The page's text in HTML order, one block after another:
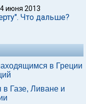
июня 2013
Что дальше?
в Греции
в Газе, Ливане и